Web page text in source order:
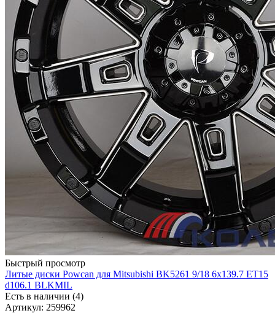
Быстрый просмотр
Литые диски Powcan для Mitsubishi BK5261 9/18 6x139.7 ET15
d106.1 BLKMIL
Есть в наличии (4)
Артикул: 259962